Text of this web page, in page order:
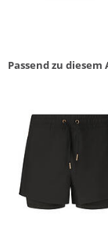
Passend zu